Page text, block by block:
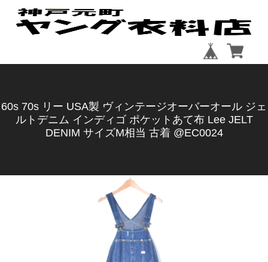
60s 70s リー USA製 ヴィンテージオーバーオール ジェ
ルトデニム インディゴ ポケットあて布 Lee JELT
DENIM サイズM相当 古着 @EC0024